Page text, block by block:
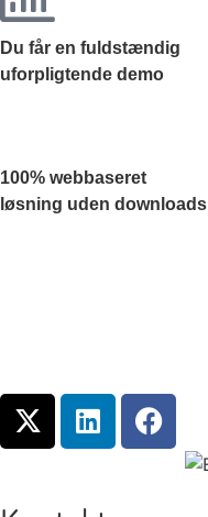
Du får en fuldstændig
uforpligtende demo
100% webbaseret
løsning uden downloads